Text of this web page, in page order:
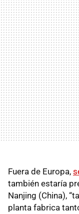
Fuera de Europa,
también estaría
Nanjing (China),
planta fabrica